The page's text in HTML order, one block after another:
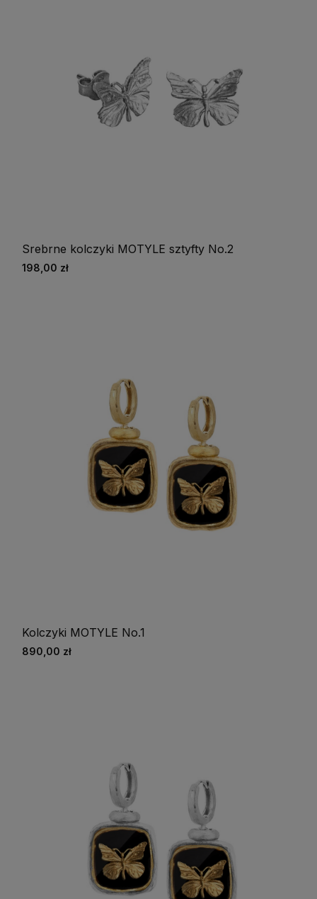
Srebrne kolczyki MOTYLE sztyfty No.2
198,00 zł
Kolczyki MOTYLE No.1
890,00 zł